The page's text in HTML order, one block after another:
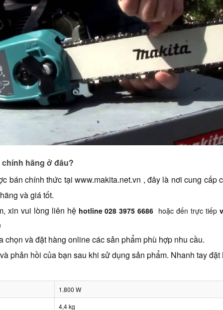
chính hãng ở đâu?
bán chính thức tại www.makita.net.vn , đây là nơi cung cấp
và giá tốt.
xin vui lòng liên hệ hotline 028 3975 6686 hoặc đến trực tiếp
chọn và đặt hàng online các sản phẩm phù hợp nhu cầu.
phản hồi của bạn sau khi sử dụng sản phẩm. Nhanh tay
1.800 W
4,4 kg